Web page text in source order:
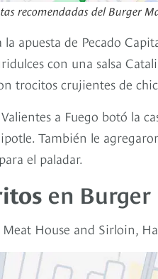
recomendadas del Burger
apuesta de Pecado
con una salsa
trocitos crujientes de
a Fuego botó la
También le
el paladar.
en Burger
Meat House and Sirloin,